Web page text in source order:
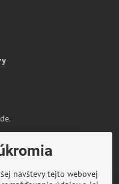
návštevy tejto webovej